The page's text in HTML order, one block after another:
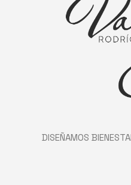
DISEÑAMOS